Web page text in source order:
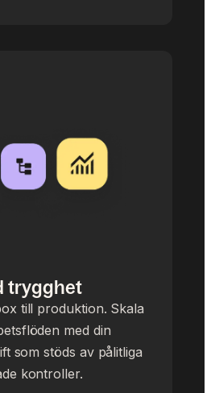
trygghet
till produktion. Skala
med din
som stöds av pålitliga
kontroller.